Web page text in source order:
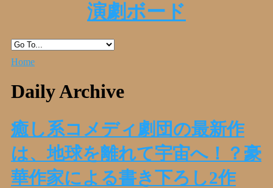
演劇ボード
Home
Daily Archive
癒し系コメディ劇団の最新作
は、地球を離れて宇宙へ！？豪
華作家による書き下ろし2作